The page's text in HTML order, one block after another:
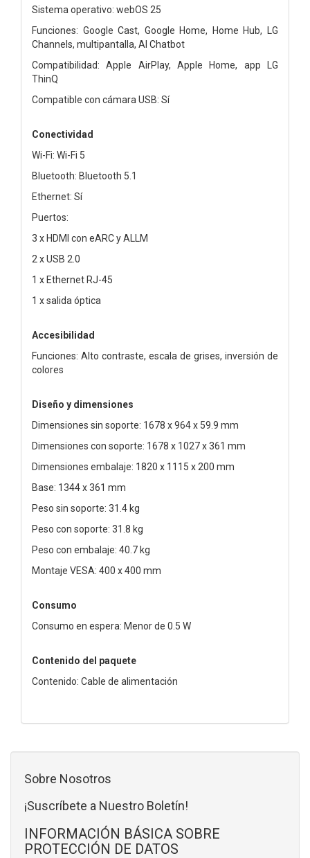
Sistema operativo: webOS 25
Funciones: Google Cast, Google Home, Home Hub, LG
Channels, multipantalla, AI Chatbot
Compatibilidad: Apple AirPlay, Apple Home, app LG
ThinQ
Compatible con cámara USB: Sí
Conectividad
Wi-Fi: Wi-Fi 5
Bluetooth: Bluetooth 5.1
Ethernet: Sí
Puertos:
3 x HDMI con eARC y ALLM
2 x USB 2.0
1 x Ethernet RJ-45
1 x salida óptica
Accesibilidad
Funciones: Alto contraste, escala de grises, inversión de
colores
Diseño y dimensiones
Dimensiones sin soporte: 1678 x 964 x 59.9 mm
Dimensiones con soporte: 1678 x 1027 x 361 mm
Dimensiones embalaje: 1820 x 1115 x 200 mm
Base: 1344 x 361 mm
Peso sin soporte: 31.4 kg
Peso con soporte: 31.8 kg
Peso con embalaje: 40.7 kg
Montaje VESA: 400 x 400 mm
Consumo
Consumo en espera: Menor de 0.5 W
Contenido del paquete
Contenido: Cable de alimentación
Sobre Nosotros
¡Suscríbete a Nuestro Boletín!
INFORMACIÓN BÁSICA SOBRE
PROTECCIÓN DE DATOS